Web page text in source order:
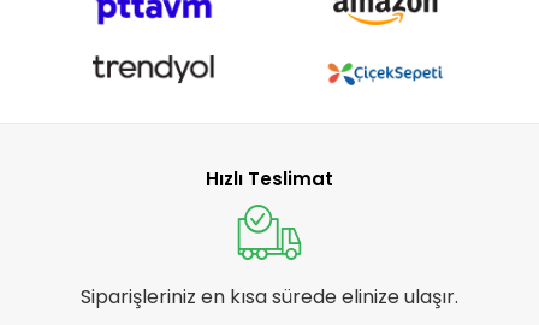
Hızlı Teslimat
Siparişleriniz en kısa sürede elinize ulaşır.